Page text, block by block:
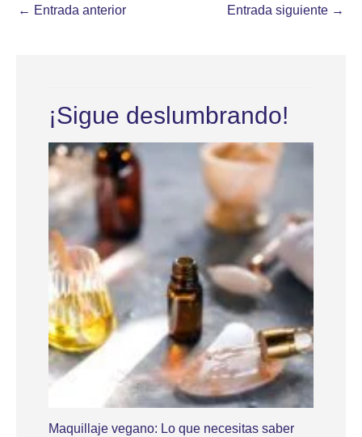
← Entrada anterior Entrada siguiente →
¡Sigue deslumbrando!
Maquillaje vegano: Lo que necesitas saber